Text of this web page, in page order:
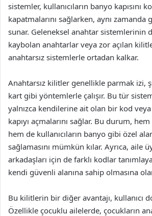
sistemler, kullanıcıların banyo kapısını
kapatmalarını sağlarken, aynı zamanda
sunar. Geleneksel anahtar sistemlerinin
kaybolan anahtarlar veya zor açılan
anahtarsız sistemlerle ortadan kalkar.
Anahtarsız kilitler genellikle parmak izi,
kart gibi yöntemlerle çalışır. Bu tür
yalnızca kendilerine ait olan bir kod
kapıyı açmalarını sağlar. Bu durum,
hem de kullanıcıların banyo gibi özel
sağlamasını mümkün kılar. Ayrıca, aile
arkadaşları için de farklı kodlar
kendi güvenli alanına sahip olmasına
Bu kilitlerin bir diğer avantajı, kullanıcı
Özellikle çocuklu ailelerde, çocukların